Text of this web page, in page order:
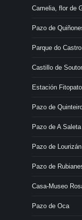
Camelia, flor de
Pazo de
Parque do Castro
Castillo de
Estación
Pazo de
Pazo de A Saleta
Pazo de Lourizán
Pazo de
Casa-Museo
Pazo de Oca